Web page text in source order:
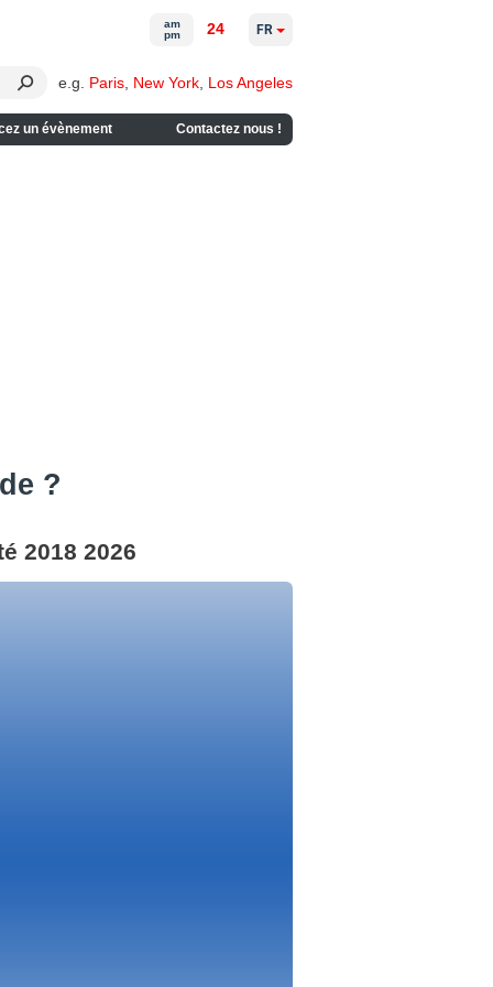
e.g. Paris New York Los Angeles
un évènement Contactez nous !
am
pm
24 FR
?
2018 2026